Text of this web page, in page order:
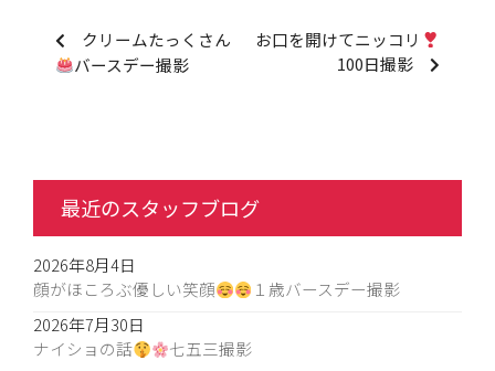
クリームたっくさん
バースデー撮影
お口を開けてニッコリ
100日撮影
最近のスタッフブログ
2026年8月4日
顔がほころぶ優しい笑顔
１歳バースデー撮影
2026年7月30日
ナイショの話
七五三撮影